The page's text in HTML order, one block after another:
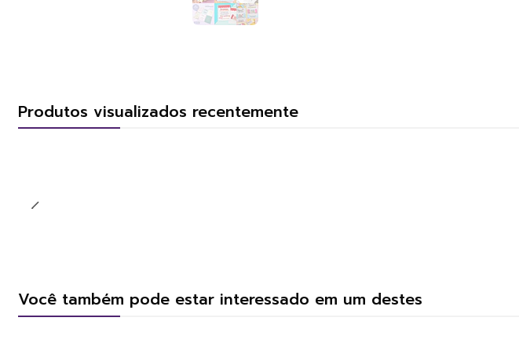
Produtos visualizados recentemente
Você também pode estar interessado em um destes